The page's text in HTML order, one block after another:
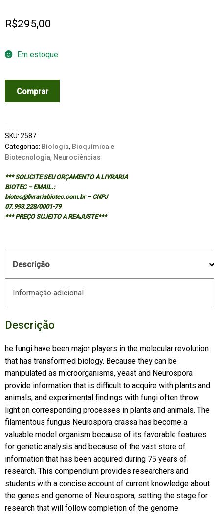
R$295,00
Em estoque
COMPENDIUM:
quantidade
Comprar
SKU: 2587
Categorias: Biologia, Bioquímica e
Biotecnologia, Neurociências
*** SOLICITE SEU ORÇAMENTO A LIVRARIA
BIOTEC – EMAIL.:
biotec@livrariabiotec.com.br – CNPJ
07.993.228/0001-79
*** PREÇO SUJEITO A REAJUSTE***
Descrição
Informação adicional
Descrição
he fungi have been major players in the molecular revolution
that has transformed biology. Because they can be
manipulated as microorganisms, yeast and Neurospora
provide information that is difficult to acquire with plants and
animals, and experimental findings with fungi often throw
light on corresponding processes in plants and animals. The
filamentous fungus Neurospora crassa has become a
valuable model organism because of its favorable features
for genetic analysis and because of the vast store of
information that has been acquired during 75 years of
research. This compendium provides researchers and
students with a concise account of current knowledge about
the genes and genome of Neurospora, setting the stage for
research that will follow completion of the genome